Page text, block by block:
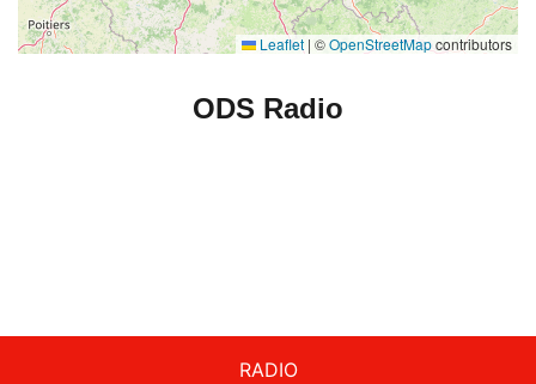
Leaflet | ©OpenStreetMapcontributors
ODS Radio
RADIO